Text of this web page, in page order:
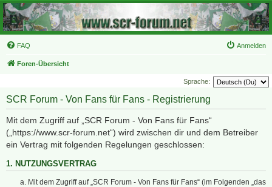
FAQ Anmelden
Foren-Übersicht
Sprache:
SCR Forum - Von Fans für Fans - Registrierung
Mit dem Zugriff auf „SCR Forum - Von Fans für Fans“
(„https://www.scr-forum.net“) wird zwischen dir und dem Betreiber
ein Vertrag mit folgenden Regelungen geschlossen:
1. NUTZUNGSVERTRAG
Mit dem Zugriff auf „SCR Forum - Von Fans für Fans“ (im Folgenden „das